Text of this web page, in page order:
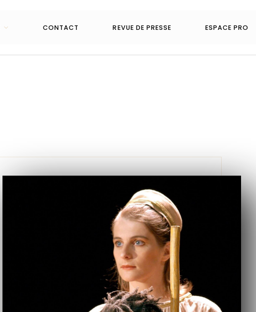
CONTACT REVUE DE PRESSE ESPACE PRO